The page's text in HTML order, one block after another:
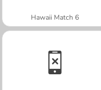
Hawaii Match 6